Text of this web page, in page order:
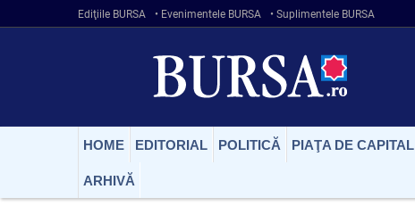
Ediţiile BURSA • Evenimentele BURSA • Suplimentele BURSA
HOME EDITORIAL POLITICĂ PIAŢA DE CAPITAL
ARHIVĂ